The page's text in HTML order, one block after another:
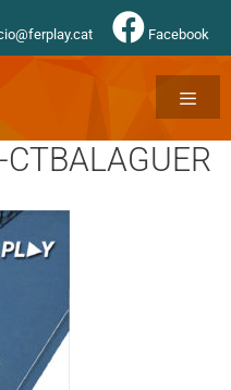
Facebook